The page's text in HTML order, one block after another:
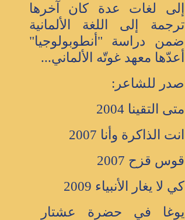
إلى لغات عدة كان آخرها
ترجمة إلى اللغة الألمانية
ضمن دراسة "أنطوبولوجيا"
أعدّها معهد غوتّه الألماني...
صدر للشاعر:
متى التقينا 2004
انت الذاكرة وأنا 2007
قوس قزح 2007
كي لا يغار الأنبياء 2009
يوغا في حضرة عشتار